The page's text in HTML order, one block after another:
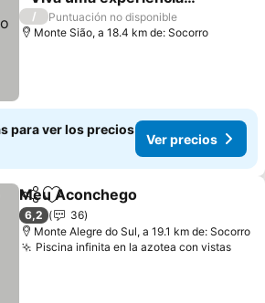
unica no campo
/
Puntuación no disponible
Monte Sião, a 18.4 km de: Socorro
para ver los precios
Ver precios
CompartirAñadir a favoritos
Meu Aconchego
6,2
36
Monte Alegre do Sul, a 19.1 km de: Socorro
Piscina infinita en la azotea con vistas